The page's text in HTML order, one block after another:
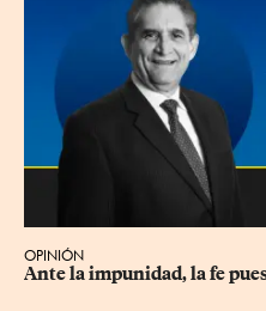
OPINIÓN
Ante la impunidad, la fe